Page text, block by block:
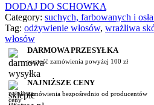
DODAJ DO SCHOWKA
Category: suchych, farbowanych i
Tag: odżywienie włosów, wrażliwa
włosów
DARMOWA PRZESYŁKA
wartość zamówienia powyżej 100 zł
NAJNIŻSZE CENY
zamówienia bezpośrednio od producentów